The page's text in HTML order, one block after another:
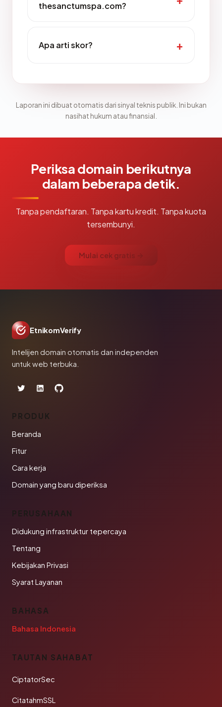
thesanctumspa.com?
Apa arti skor?
Laporan ini dibuat otomatis dari sinyal teknis publik. Ini bukan
nasihat hukum atau finansial.
Periksa domain berikutnya
dalam beberapa detik.
Tanpa pendaftaran. Tanpa kartu kredit. Tanpa kuota
tersembunyi.
Mulai cek gratis →
EtnikomVerify
Intelijen domain otomatis dan independen
untuk web terbuka.
PRODUK
Beranda
Fitur
Cara kerja
Domain yang baru diperiksa
PERUSAHAAN
Didukung infrastruktur tepercaya
Tentang
Kebijakan Privasi
Syarat Layanan
BAHASA
Bahasa Indonesia
TAUTAN SAHABAT
CiptatorSec
CitatahmSSL